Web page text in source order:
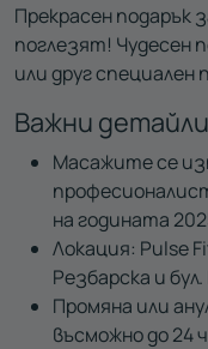
Прекрасен подарък
поглезят! Чудесен
или друг специален
Важни
Масажите се
на годината
Локация: Pulse
Резбарска и
Промяна или
въсможно до 24